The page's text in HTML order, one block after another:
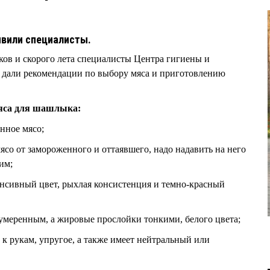
специалисты.
и скорого лета специалисты Центра гигиены и
рекомендации по выбору мяса и приготовлению
для шашлыка:
мясо;
от замороженного и оттаявшего, надо надавить на него
цвет, рыхлая консистенция и темно-красный
а жировые прослойки тонкими, белого цвета;
рукам, упругое, а также имеет нейтральный или